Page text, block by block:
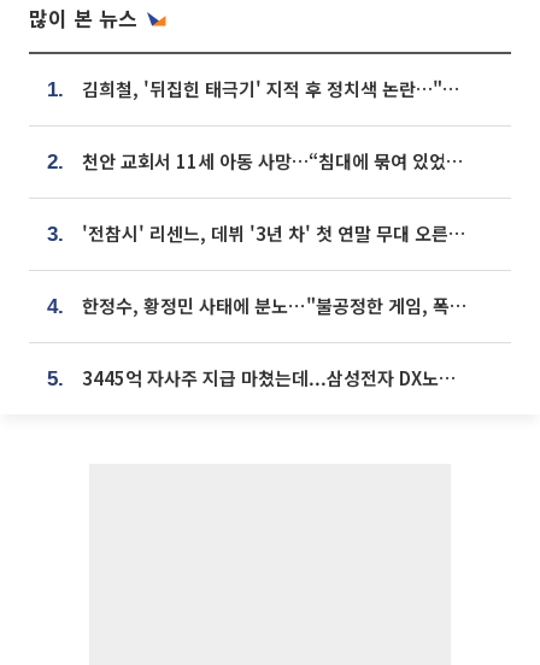
많이 본 뉴스
1. 김희철, '뒤집힌 태극기' 지적 후 정치색 논란…"좌우 떠나 우리나라 국기"
2. 천안 교회서 11세 아동 사망…“침대에 묶여 있었다” 진술 확보
3. '전참시' 리센느, 데뷔 '3년 차' 첫 연말 무대 오른다⋯"그동안 섭외 안 와"
4. 한정수, 황정민 사태에 분노⋯"불공정한 게임, 폭로자도 오픈 하라"
5. 3445억 자사주 지급 마쳤는데...삼성전자 DX노조, 뒤늦은 '떼쓰기 집회'